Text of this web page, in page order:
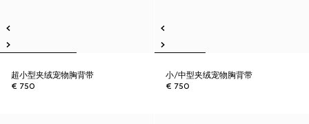
超小型夹绒宠物胸背带
€ 750
小/中型夹绒宠物胸背带
€ 750